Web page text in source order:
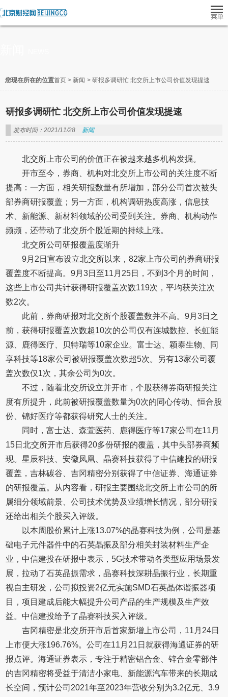
您现在所在的位置首页 > 新闻 > 研报多调研忙 北交所上市公司价值发现提速
研报多调研忙 北交所上市公司价值发现提速
发布时间：2021/11/28 新闻
北交所上市公司的价值正在被越来越多机构发掘。
开市至今，券商、机构对北交所上市公司的关注度不断
提高：一方面，相关研报数量有所增加，部分公司首次被头
部券商研报覆盖；另一方面，机构调研热度高涨，信息技
术、新能源、新材料领域的公司受到关注。券商、机构动作
频频，还带动了北交所个股近期的持续上涨。
北交所公司研报覆盖度渐升
9月2日宣布设立北交所以来，82家上市公司的券商研报
覆盖度不断提高。9月3日至11月25日，不到3个月的时间，
这些上市公司共计获得研报覆盖次数119次，平均获关注次
数2次。
此前，券商研报对北交所个股覆盖数并不高。9月3日之
前，获得研报覆盖次数超10次的公司仅有连城数控、长虹能
源、鹿得医疗、贝特瑞等10家企业。富士达、颖泰生物、同
享科技等18家公司被研报覆盖次数超5次。另有13家公司覆
盖次数仅1次，其余公司为0次。
不过，随着北交所设立并开市，个股获得券商研报关注
度有所提升，此前被研报覆盖数量为0次的同心传动、恒合股
份、锦好医疗等都获得研究人士的关注。
同时，富士达、森萱医药、鹿得医疗等17家公司在11月
15日北交所开市后获得20多份研报的覆盖，其中头部券商频
现。星辰科技、安徽凤凰、晶赛科技获得了中信建投的研报
覆盖，吉林碳谷、吉冈精密分别获得了中信证券、海通证券
的研报覆盖。从内容看，研报主要围绕北交所上市公司的所
属细分领域前景、公司技术优势及业绩增长情况，部分研报
还给出相关个股买入评级。
以本周股价累计上涨13.07%的晶赛科技为例，公司是基
础电子元件器件中的石英晶振及部分相关封装材料生产企
业，中信建投在研报中表示，5G技术带动各类型应用场景发
展，拉动了石英晶振需求，晶赛科技深耕晶振行业，长期重
视自主研发，公司拟投资2亿元实施SMD石英晶体谐振器项
目，项目建成后能大幅提升公司产品的生产规模及生产效
益。中信建投给予了晶赛科技买入评级。
吉冈精密是北交所开市后首家新增上市公司，11月24日
上市便大涨196.76%。公司在11月21日就获得海通证券的研
报点评。海通证券表示，专注于精密铝合金、锌合金零部件
的吉冈精密将受益于清洁小家电、新能源汽车带来的长期成
长空间，预计公司2021年至2023年营收分别为3.2亿元、3.9